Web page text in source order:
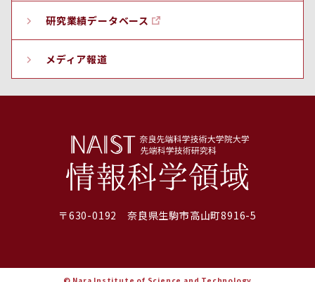
研究業績データベース
メディア報道
〒630-0192 奈良県生駒市高山町8916-5